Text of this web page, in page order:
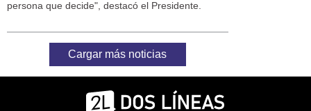
persona que decide", destacó el Presidente.
Cargar más noticias